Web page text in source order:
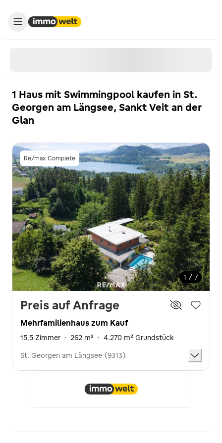
1 Haus mit Swimmingpool kaufen in St.
Georgen am Längsee, Sankt Veit an der
Glan
Re/max Complete
1 / 7
Preis auf Anfrage
Mehrfamilienhaus zum Kauf
15,5 Zimmer · 262 m² · 4.270 m² Grundstück
St. Georgen am Längsee (9313)